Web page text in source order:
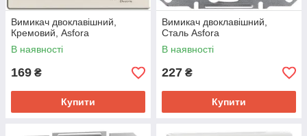
Вимикач двоклавішний,
Кремовий, Asfora
В наявності
169 ₴
Купити
Вимикач двоклавішний,
Сталь Asfora
В наявності
227 ₴
Купити